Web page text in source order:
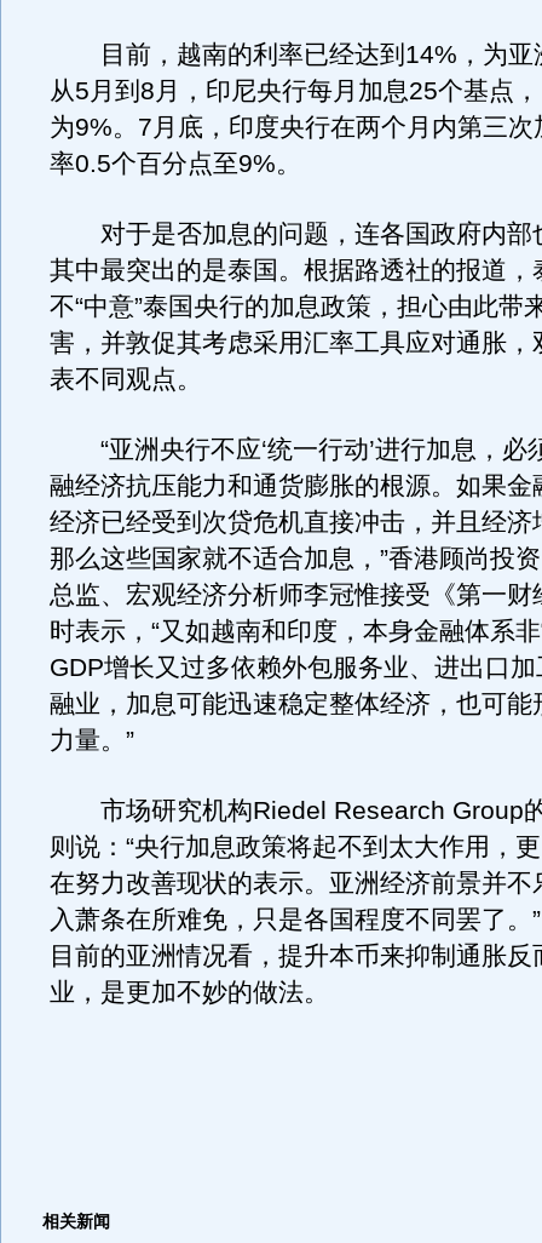
目前，越南的利率已经达到14%，为亚
从5月到8月，印尼央行每月加息25个基点
为9%。7月底，印度央行在两个月内第三次
率0.5个百分点至9%。
对于是否加息的问题，连各国政府内部
其中最突出的是泰国。根据路透社的报道，
不“中意”泰国央行的加息政策，担心由此带
害，并敦促其考虑采用汇率工具应对通胀，
表不同观点。
“亚洲央行不应‘统一行动’进行加息，必
融经济抗压能力和通货膨胀的根源。如果金
经济已经受到次贷危机直接冲击，并且经济
那么这些国家就不适合加息，”香港顾尚投
总监、宏观经济分析师李冠惟接受《第一财
时表示，“又如越南和印度，本身金融体系
GDP增长又过多依赖外包服务业、进出口
融业，加息可能迅速稳定整体经济，也可能
力量。”
市场研究机构Riedel Research Group
则说：“央行加息政策将起不到太大作用，
在努力改善现状的表示。亚洲经济前景并不
入萧条在所难免，只是各国程度不同罢了。
目前的亚洲情况看，提升本币来抑制通胀反
业，是更加不妙的做法。
相关新闻